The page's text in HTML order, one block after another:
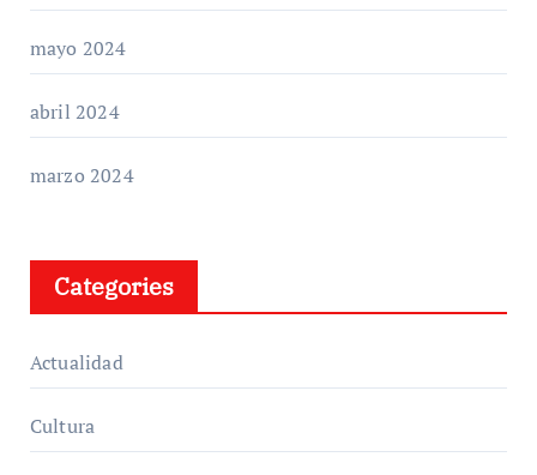
mayo 2024
abril 2024
marzo 2024
Categories
Actualidad
Cultura